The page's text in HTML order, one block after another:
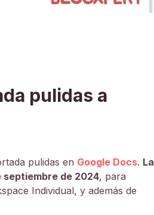
pulidas a
pulidas en Google Docs. La
septiembre de 2024, para
Individual, y además de